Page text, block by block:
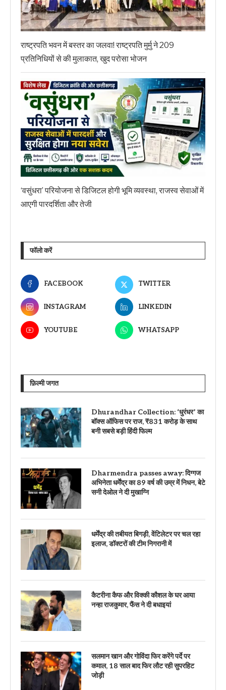
राष्ट्रपति भवन में बस्तर का जलवा! राष्ट्रपति मुर्मु ने 209
प्रतिनिधियों से की मुलाकात, खुद परोसा भोजन
‘वसुंधरा’ परियोजना से डिजिटल होगी भूमि व्यवस्था, राजस्व सेवाओं में
आएगी पारदर्शिता और तेजी
फॉलो करें
FACEBOOK TWITTER
INSTAGRAM LINKEDIN
YOUTUBE WHATSAPP
फ़िल्मी जगत
Dhurandhar Collection: ‘धुरंधर’ का
बॉक्स ऑफिस पर राज, ₹831 करोड़ के साथ
बनी सबसे बड़ी हिंदी फिल्म
Dharmendra passes away: दिग्गज
अभिनेता धर्मेंद्र का 89 वर्ष की उम्र में निधन, बेटे
सनी देओल ने दी मुखाग्नि
धर्मेंद्र की तबीयत बिगड़ी, वेंटिलेटर पर चल रहा
इलाज, डॉक्टरों की टीम निगरानी में
कैटरीना कैफ और विक्की कौशल के घर आया
नन्हा राजकुमार, फैंस ने दी बधाइयां
सलमान खान और गोविंदा फिर करेंगे पर्दे पर
कमाल, 18 साल बाद फिर लौट रही सुपरहिट
जोड़ी